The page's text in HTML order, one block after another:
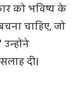
को भविष्य के
चाहिए, जो
दी।